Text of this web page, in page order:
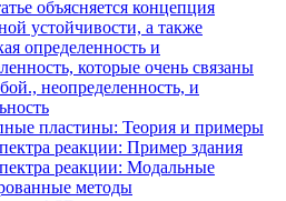
объясняется концепция
устойчивости, а также
определенность и
которые очень связаны
неопределенность, и
пластины: Теория и примеры
реакции: Пример здания
реакции: Модальные
методы